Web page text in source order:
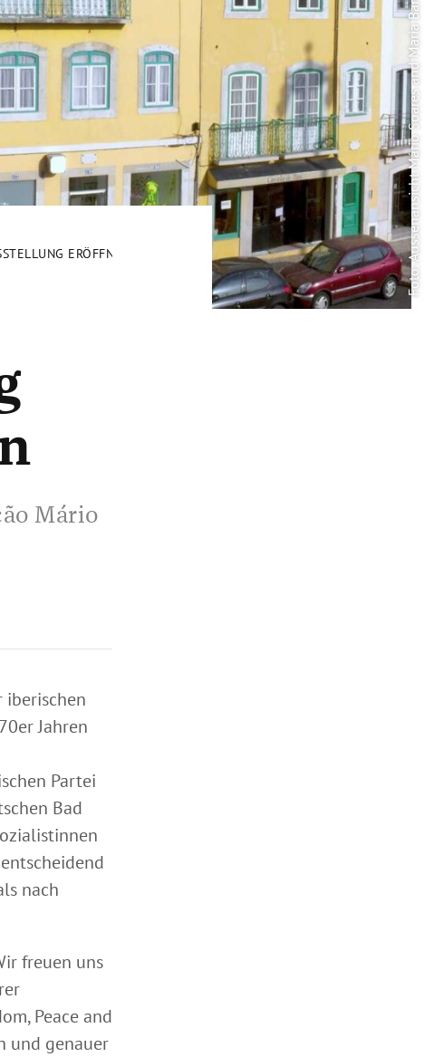
ERÖFFNET IN LISSABON
Mário
iberischen
Jahren
Partei
Bad
nach
freuen uns
Peace and
und genauer